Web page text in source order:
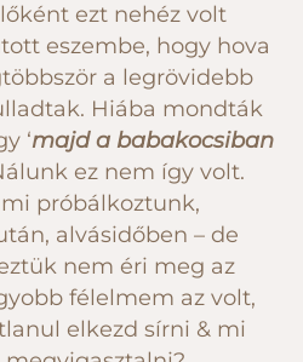
ezt nehéz volt
eszembe, hogy hova
a legrövidebb
Hiába mondták
‘majd a babakocsiban
ez nem így volt.
próbálkoztunk,
alvásidőben – de
nem éri meg az
félelmem az volt,
elkezd sírni & mi